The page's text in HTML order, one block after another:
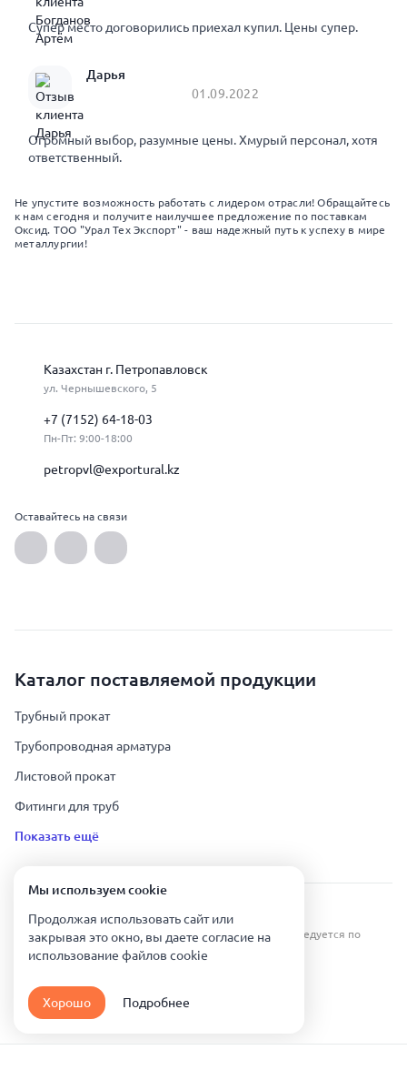
Супер место договорились приехал купил. Цены супер.
Дарья
01.09.2022
Огромный выбор, разумные цены. Хмурый персонал, хотя
ответственный.
Не упустите возможность работать с лидером отрасли! Обращайтесь
к нам сегодня и получите наилучшее предложение по поставкам
Оксид. ТОО "Урал Тех Экспорт" - ваш надежный путь к успеху в мире
металлургии!
Казахстан г. Петропавловск
ул. Чернышевского, 5
+7 (7152) 64-18-03
Пн-Пт: 9:00-18:00
petropvl@exportural.kz
Оставайтесь на связи
Каталог поставляемой продукции
Трубный прокат
Трубопроводная арматура
Листовой прокат
Фитинги для труб
Показать ещё
Урал Тех Экспорт — Казахстан © 2019-
Все права защищены. Копирование информации преследуется по
Карта сайта
Политика конфиденциальности
Мы используем сookie
Продолжая использовать сайт или
закрывая это окно, вы даете согласие на
использование файлов сookie
Хорошо Подробнее